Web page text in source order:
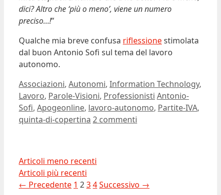
dici? Altro che ‘più o meno’, viene un numero
preciso…!”
Qualche mia breve confusa riflessionestimolata
dal buon Antonio Sofi sul tema del lavoro
autonomo.
Categorie
Associazioni, Autonomi, Information Technology,
Lavoro, Parole-Visioni, Professionisti Tag
Antonio-
Sofi, Apogeonline, lavoro-autonomo, Partite-IVA,
quinta-di-copertina 2 commenti
Articoli meno recenti
Articoli più recenti
← Precedente Pagina
1 Pagina
2Pagina
3Pagina
4Successivo →